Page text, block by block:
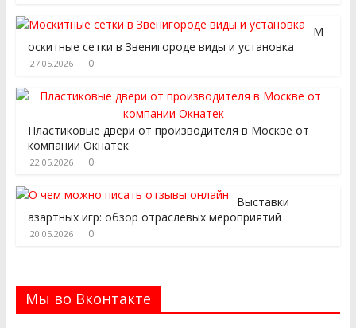
М
оскитные сетки в Звенигороде виды и установка
27.05.2026 0
Пластиковые двери от производителя в Москве от
компании Окнатек
22.05.2026 0
Выставки
азартных игр: обзор отраслевых мероприятий
20.05.2026 0
Мы во Вконтакте